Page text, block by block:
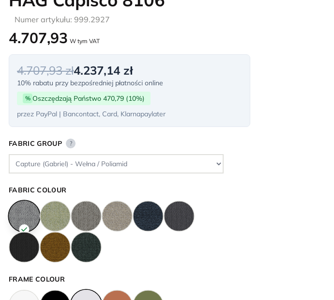
Numer artykułu: 999.2927
4.707,93 W tym VAT
4.707,93 zł4.237,14 zł
10% rabatu przy bezpośredniej płatności online
% Oszczędzają Państwo 470,79 (10%)
przez PayPal | Bancontact, Card, Klarnapaylater
FABRIC GROUP ?
FABRIC COLOUR
FRAME COLOUR